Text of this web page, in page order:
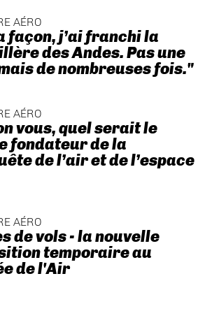
AÉRO
façon, j’ai franchi la
des Andes. Pas une
de nombreuses fois."
AÉRO
vous, quel serait le
fondateur de la
de l’air et de l’espace
AÉRO
de vols - la nouvelle
temporaire au
de l'Air